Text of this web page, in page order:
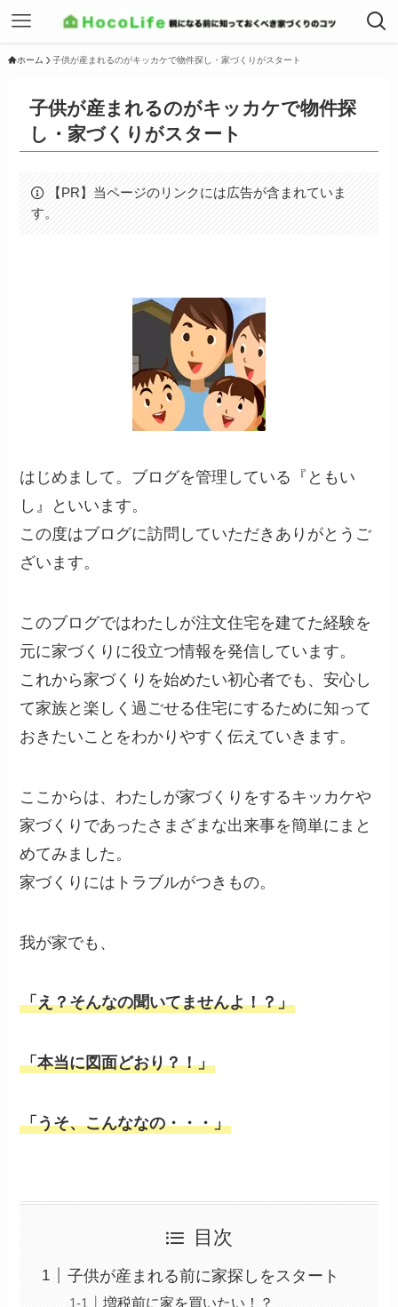
ホーム 子供が産まれるのがキッカケで物件探し・家づくりがスタート
子供が産まれるのがキッカケで物件探
し・家づくりがスタート
【PR】当ページのリンクには広告が含まれていま
す。
はじめまして。ブログを管理している『ともい
し』といいます。
この度はブログに訪問していただきありがとうご
ざいます。
このブログではわたしが注文住宅を建てた経験を
元に家づくりに役立つ情報を発信しています。
これから家づくりを始めたい初心者でも、安心し
て家族と楽しく過ごせる住宅にするために知って
おきたいことをわかりやすく伝えていきます。
ここからは、わたしが家づくりをするキッカケや
家づくりであったさまざまな出来事を簡単にまと
めてみました。
家づくりにはトラブルがつきもの。
我が家でも、
「え？そんなの聞いてませんよ！？」
「本当に図面どおり？！」
「うそ、こんななの・・・」
目次
子供が産まれる前に家探しをスタート
増税前に家を買いたい！？